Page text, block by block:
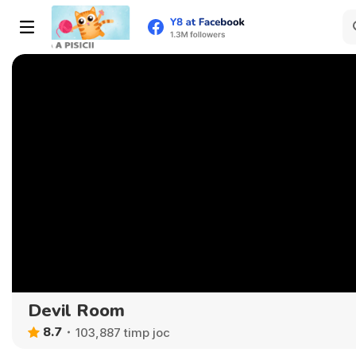
Devil Room
8.7 103,887 timp joc